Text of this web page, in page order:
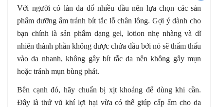
Với người có làn da đổ nhiều dầu nên lựa chọn các sản
phẩm dưỡng ẩm tránh bít tắc lỗ chân lông. Gợi ý dành cho
bạn chính là sản phẩm dạng gel, lotion nhẹ nhàng và dĩ
nhiên thành phần không được chứa dầu bởi nó sẽ thẩm thấu
vào da nhanh, không gây bít tắc da nên không gây mụn
hoặc tránh mụn bùng phát.
Bên cạnh đó, hãy chuẩn bị xịt khoáng để dùng khi cần.
Đây là thứ vũ khí lợi hại vừa có thể giúp cấp ẩm cho da